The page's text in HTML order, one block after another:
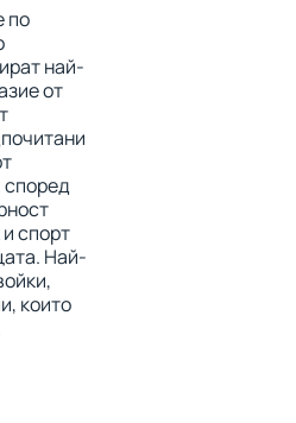
по
най-
от
според
спорт
Най-
които